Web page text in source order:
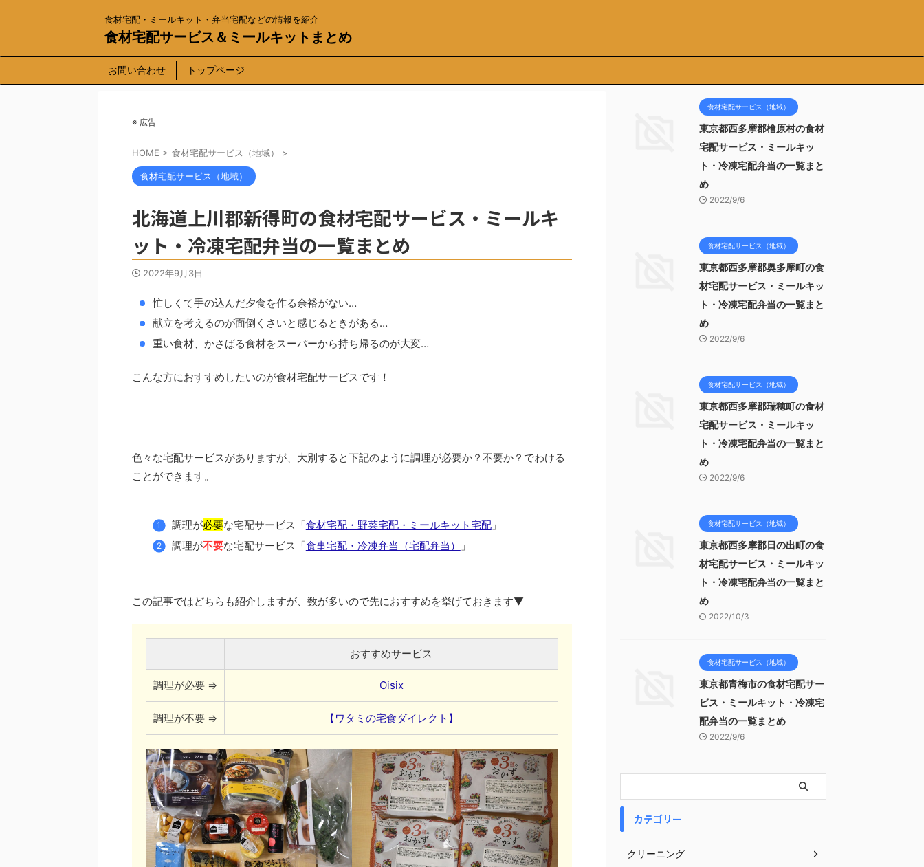
食材宅配・ミールキット・弁当宅配などの情報を紹介
食材宅配サービス＆ミールキットまとめ
お問い合わせ トップページ
※ 広告
HOME > 食材宅配サービス（地域） >
食材宅配サービス（地域）
北海道上川郡新得町の食材宅配サービス・ミールキ
ット・冷凍宅配弁当の一覧まとめ
2022年9月3日
忙しくて手の込んだ夕食を作る余裕がない…
献立を考えるのが面倒くさいと感じるときがある…
重い食材、かさばる食材をスーパーから持ち帰るのが大変…
こんな方におすすめしたいのが食材宅配サービスです！
色々な宅配サービスがありますが、大別すると下記のように調理が必要か？不要か？でわける
ことができます。
調理が必要な宅配サービス「食材宅配・野菜宅配・ミールキット宅配」
調理が不要な宅配サービス「食事宅配・冷凍弁当（宅配弁当） 」
この記事ではどちらも紹介しますが、数が多いので先におすすめを挙げておきます▼
おすすめサービス
調理が必要 ⇒ Oisix
調理が不要 ⇒ 【ワタミの宅食ダイレクト】
食材宅配サービス（地域）
東京都西多摩郡檜原村の食材
宅配サービス・ミールキッ
ト・冷凍宅配弁当の一覧まと
め
2022/9/6
食材宅配サービス（地域）
東京都西多摩郡奥多摩町の食
材宅配サービス・ミールキッ
ト・冷凍宅配弁当の一覧まと
め
2022/9/6
食材宅配サービス（地域）
東京都西多摩郡瑞穂町の食材
宅配サービス・ミールキッ
ト・冷凍宅配弁当の一覧まと
め
2022/9/6
食材宅配サービス（地域）
東京都西多摩郡日の出町の食
材宅配サービス・ミールキッ
ト・冷凍宅配弁当の一覧まと
め
2022/10/3
食材宅配サービス（地域）
東京都青梅市の食材宅配サー
ビス・ミールキット・冷凍宅
配弁当の一覧まとめ
2022/9/6
カテゴリー
クリーニング